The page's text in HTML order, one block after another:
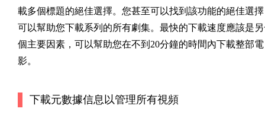
載多個標題的絕佳選擇。您甚至可以找到該功能的絕佳選
可以幫助您下載系列的所有劇集。最快的下載速度應該是
個主要因素，可以幫助您在不到20分鐘的時間內下載整部電
影。
下載元數據信息以管理所有視頻